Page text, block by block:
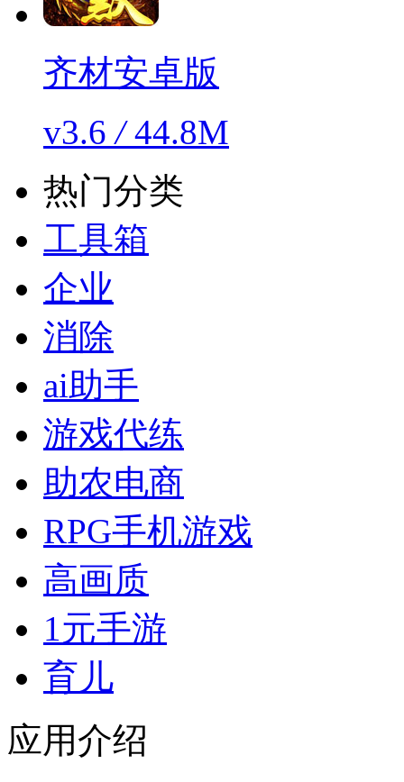
齐材安卓版
v3.6/44.8M
热门分类
工具箱
企业
消除
ai助手
游戏代练
助农电商
RPG手机游戏
高画质
1元手游
育儿
应用介绍